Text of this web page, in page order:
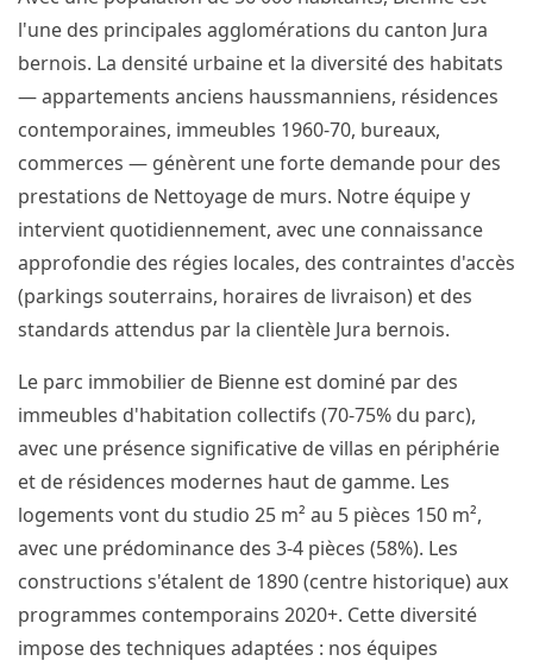
l'une des principales agglomérations du canton Jura
bernois. La densité urbaine et la diversité des habitats
— appartements anciens haussmanniens, résidences
contemporaines, immeubles 1960-70, bureaux,
commerces — génèrent une forte demande pour des
prestations de Nettoyage de murs. Notre équipe y
intervient quotidiennement, avec une connaissance
approfondie des régies locales, des contraintes d'accès
(parkings souterrains, horaires de livraison) et des
standards attendus par la clientèle Jura bernois.
Le parc immobilier de Bienne est dominé par des
immeubles d'habitation collectifs (70-75% du parc),
avec une présence significative de villas en périphérie
et de résidences modernes haut de gamme. Les
logements vont du studio 25 m² au 5 pièces 150 m²,
avec une prédominance des 3-4 pièces (58%). Les
constructions s'étalent de 1890 (centre historique) aux
programmes contemporains 2020+. Cette diversité
impose des techniques adaptées : nos équipes